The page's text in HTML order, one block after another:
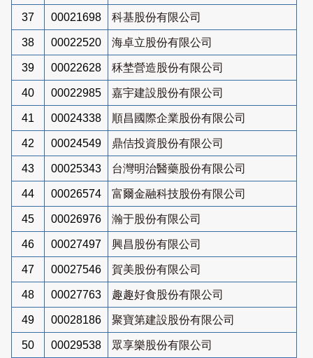
37 00021698 科基股份有限公司
38 00022520 海卓立股份有限公司
39 00022628 秝埜營造股份有限公司
40 00022985 嘉宇建設股份有限公司
41 00024338 順昌國際企業股份有限公司
42 00024549 鼎佶投資股份有限公司
43 00025343 台灣明治醫藥股份有限公司
44 00026574 富爾金融科技股份有限公司
45 00026976 瀚于股份有限公司
46 00027497 興昌股份有限公司
47 00027546 賀美股份有限公司
48 00027763 趣趣好食股份有限公司
49 00028186 聚寶第建設股份有限公司
50 00029538
眾享樂股份有限公司